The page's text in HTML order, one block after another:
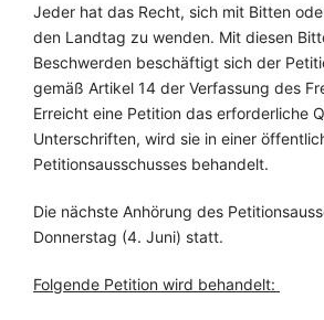
Jeder hat das Recht, sich mit Bitten
den Landtag zu wenden. Mit diesen
Beschwerden beschäftigt sich der
gemäß Artikel 14 der Verfassung des
Erreicht eine Petition das erforderliche
Unterschriften, wird sie in einer
Petitionsausschusses behandelt.
Die nächste Anhörung des
Donnerstag (4. Juni) statt.
Folgende Petition wird behandelt: